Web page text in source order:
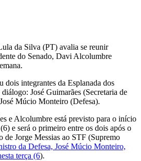
da Silva (PT) avalia se reunir
do Senado, Davi Alcolumbre
dois integrantes da Esplanada dos
José Guimarães (Secretaria de
Múcio Monteiro (Defesa).
e Alcolumbre está previsto para o início
e será o primeiro entre os dois após o
de Jorge Messias ao STF (Supremo
da Defesa, José Múcio Monteiro,
terça (6).